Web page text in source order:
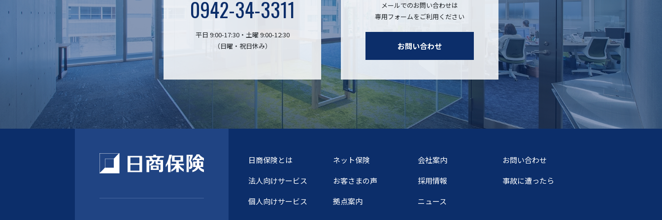
0942-34-3311
平日 9:00-17:30・土曜 9:00-12:30
（日曜・祝日休み）
メールでのお問い合わせは
専用フォームをご利用ください
お問い合わせ
日商保険とは ネット保険 会社案内
お問い合わせ
法人向けサービス
お客さまの声 採用情報
事故に遭ったら
個人向けサービス
拠点案内 ニュース